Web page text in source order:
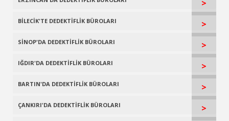
>
BİLECİK'TE DEDEKTİFLİK BÜROLARI >
SİNOP'DA DEDEKTİFLİK BÜROLARI >
IĞDIR'DA DEDEKTİFLİK BÜROLARI >
BARTIN'DA DEDEKTİFLİK BÜROLARI >
ÇANKIRI'DA DEDEKTİFLİK BÜROLARI >